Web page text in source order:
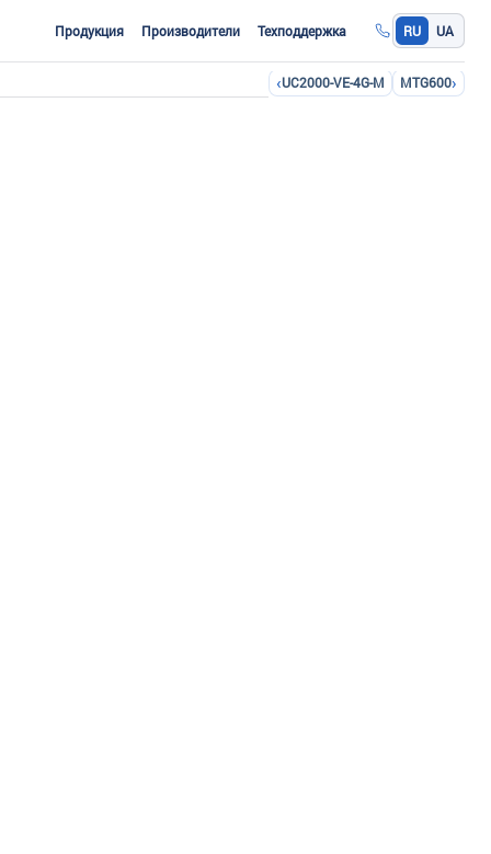
Продукция Производители Техподдержка RU UA
‹UC2000-VE-4G-M MTG600›